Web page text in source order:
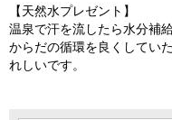
【天然水プレゼント】
温泉で汗を流したら水分補
からだの循環を良くしてい
れしいです。